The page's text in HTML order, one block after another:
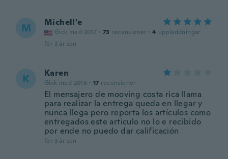
M Michell'e
Gick med 2017 · 73 recensioner · 4 uppladdningar
för 3 år sen
K Karen
Gick med 2016 · 17 recensioner
El mensajero de mooving costa rica llama
para realizar la entrega queda en llegar y
nunca llega pero reporta los artículos como
entregados este articulo no lo e recibido
por ende no puedo dar calificación
för 3 år sen